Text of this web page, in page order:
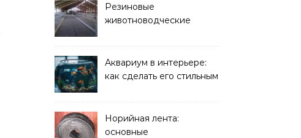
Резиновые
животноводческие
решать
Аквариум в интерьере:
как сделать его стильным
Норийная лента:
основные